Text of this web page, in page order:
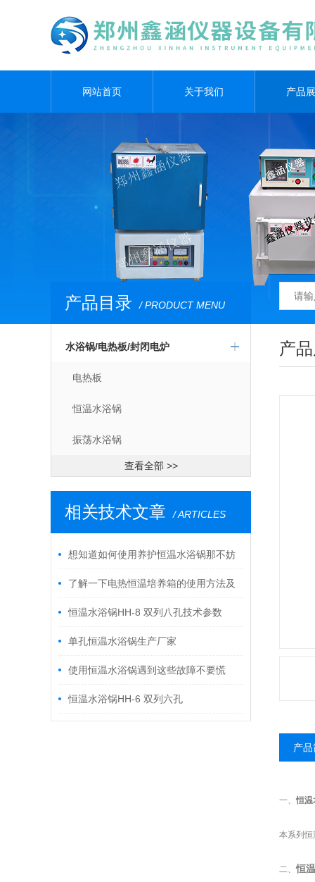
网站首页 关于我们 产品
产品目录 / PRODUCT MENU
水浴锅/电热板/封闭电炉
电热板
恒温水浴锅
振荡水浴锅
查看全部 >>
相关技术文章 / ARTICLES
想知道如何使用养护恒温水浴锅那不妨
看看本篇
了解一下电热恒温培养箱的使用方法及
维护方法
恒温水浴锅HH-8 双列八孔技术参数
单孔恒温水浴锅生产厂家
使用恒温水浴锅遇到这些故障不要慌
恒温水浴锅HH-6 双列六孔
产
产
一、恒温
本系列 恒
二、恒